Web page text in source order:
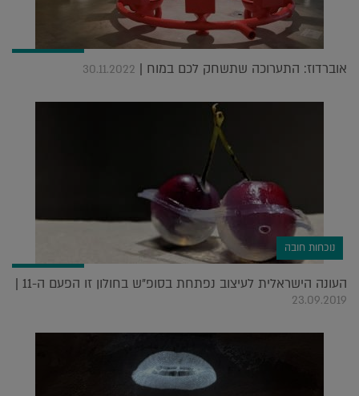
אוברדוז: התערוכה שתשחק לכם במוח | 30.11.2022
נוכחות חובה
העונה הישראלית לעיצוב נפתחת בסופ"ש בחולון זו הפעם ה-11 |
23.09.2019